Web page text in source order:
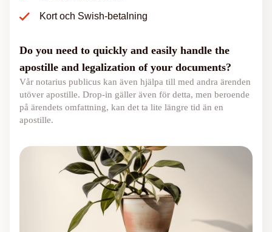
Kort och Swish-betalning
Do you need to quickly and easily handle the
apostille and legalization of your documents?
Vår notarius publicus kan även hjälpa till med andra ärenden
utöver apostille. Drop-in gäller även för detta, men beroende
på ärendets omfattning, kan det ta lite längre tid än en
apostille.